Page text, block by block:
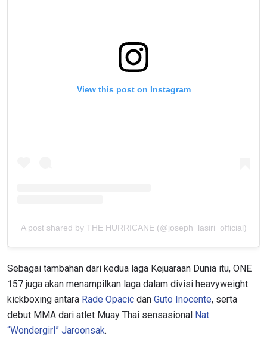
View this post on Instagram
A post shared by THE HURRICANE (@joseph_lasiri_official)
Sebagai tambahan dari kedua laga Kejuaraan Dunia itu, ONE
157 juga akan menampilkan laga dalam divisi heavyweight
kickboxing antara Rade Opacic dan Guto Inocente, serta
debut MMA dari atlet Muay Thai sensasional Nat
“Wondergirl” Jaroonsak.